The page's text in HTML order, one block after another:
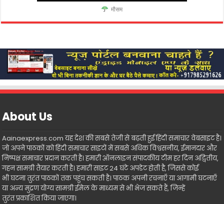
मौसम
About Us
Aainaexpress.com यह देश की सबसे तेजी से बढ़ती हुई हिंदी समाचार वेबसाइट है।
जो अपने पाठकों को हिंदी समाचार साइटों में सबसे अधिक विश्वसनीय, ईमानदार और
निष्पक्ष समाचार प्रदान करती है। हमारी ऑनलाइन संपादकीय टीम हर दिन अद्वितीय,
गहन सामग्री तैयार करती है। हमारी साइट 24 घंटे अपडेट होती है, जिससे कोई
भी घटना तुरंत पाठकों तक पहुंच सकती है। पाठक अपनी रचनाएँ या आगामी घटनाएँ
या अन्य मुद्रण योग्य सामग्री ईमेल के माध्यम से भी भेज सकते हैं, जिन्हें
तुरंत प्रकाशित किया जाएगा।